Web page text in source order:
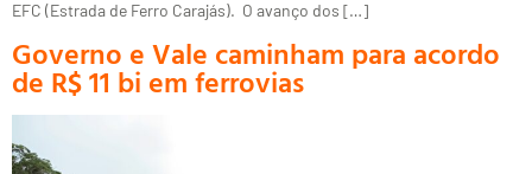
EFC (Estrada de Ferro Carajás). O avanço dos […]
Governo e Vale caminham para acordo
de R$ 11 bi em ferrovias